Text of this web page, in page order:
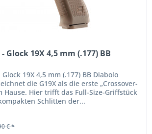
Glock 19X 4,5 mm (.177) BB
19X 4,5 mm (.177) BB Diabolo
die G19X als die erste „Crossover-
Hause. Hier trifft das Full-Size-Griffstück
Schlitten der...
€ *